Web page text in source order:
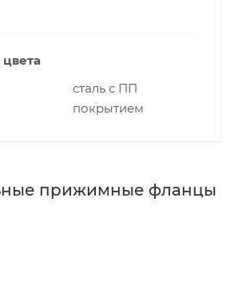
сталь с ПП
покрытием
прижимные фланцы